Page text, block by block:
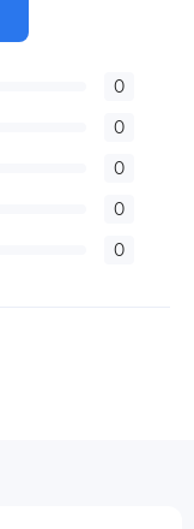
0
0
0
0
0